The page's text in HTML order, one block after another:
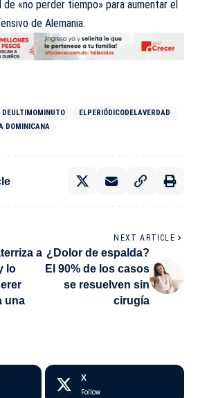
de «no perder tiempo» para aumentar el
de Alemania.
DEULTIMOMINUTO
ELPERIÓDICODELAVERDAD
DOMINICANA
a
lo
una
NEXT ARTICLE
¿Dolor de espalda?
El 90% de los casos
se resuelven sin
cirugía
X
Follow